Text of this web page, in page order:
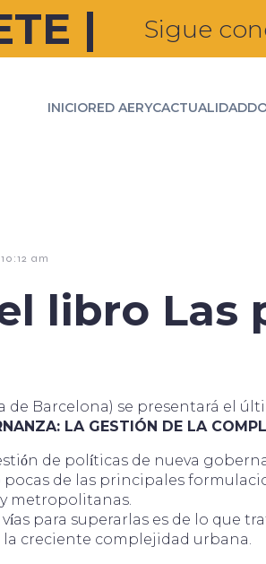
| Sigue
INICIORED AERYCACTUALIDAD
10:12 am
libro Las
de Barcelona) se presentará el
LA GESTIÓN DE LA
ón de pol íticas de nueva
de las principales
metropolitanas.
ías para superarlas es de lo que
creciente complejidad urbana.